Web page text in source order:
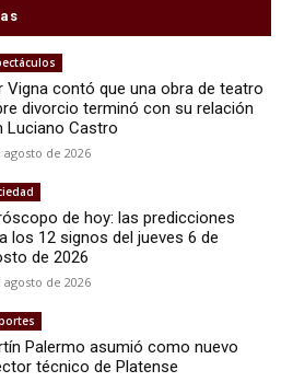
Vigna contó que una obra de teatro
divorcio terminó con su relación
Luciano Castro
agosto de 2026
de hoy: las predicciones
los 12 signos del jueves 6 de
de 2026
agosto de 2026
Palermo asumió como nuevo
técnico de Platense